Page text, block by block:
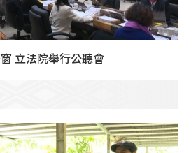
立法院舉行公聽會